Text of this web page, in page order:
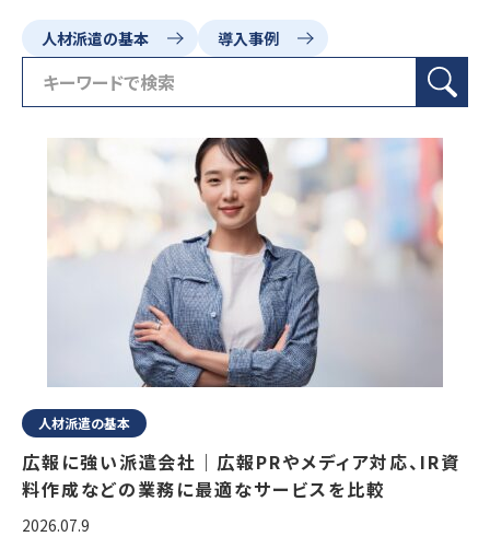
人材派遣の基本 導入事例
人材派遣の基本
広報に強い派遣会社｜広報PRやメディア対応、IR資
料作成などの業務に最適なサービスを比較
2026.07.9